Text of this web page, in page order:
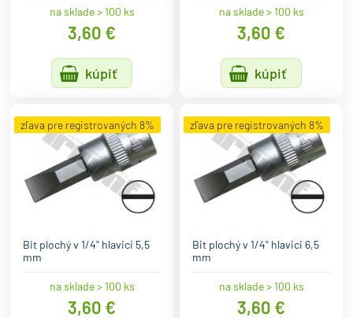
na sklade > 100 ks
3,60 €
kúpiť
na sklade > 100 ks
3,60 €
kúpiť
zľava pre registrovaných 8%
Bit plochý v 1/4" hlavici 5,5
mm
na sklade > 100 ks
3,60 €
zľava pre registrovaných 8%
Bit plochý v 1/4" hlavici 6,5
mm
na sklade > 100 ks
3,60 €